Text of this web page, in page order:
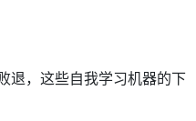
退，这些自我学习机器的下